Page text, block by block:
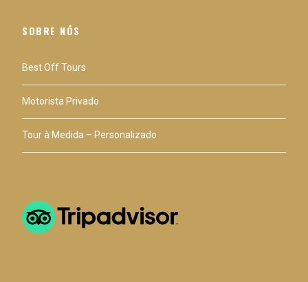
SOBRE NÓS
Best Off Tours
Motorista Privado
Tour à Medida – Personalizado